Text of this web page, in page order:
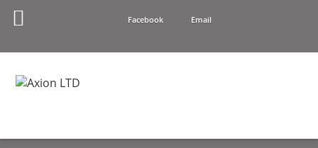
Facebook Email